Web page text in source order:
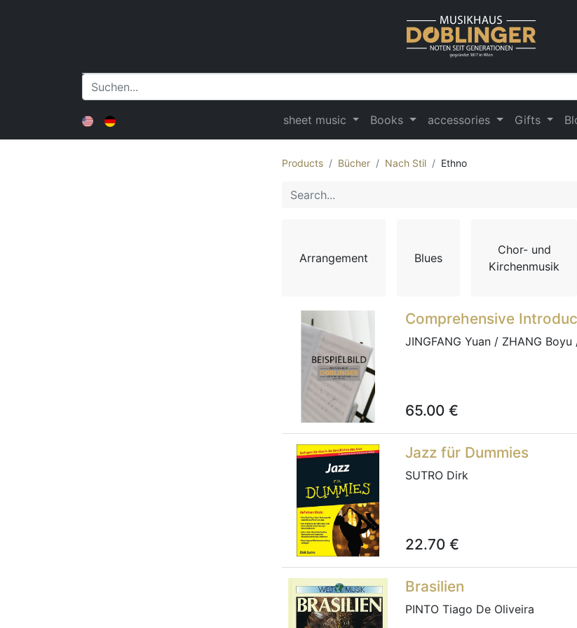
sheet music Books accessories Gifts
Products Bücher Nach Stil Ethno
Arrangement Blues
Chor- und
Kirchenmusik
Comprehensive
JINGFANG Yuan / ZHANG
65.00 €
Jazz für Dummies
SUTRO Dirk
22.70 €
Brasilien
PINTO Tiago De Oliveira